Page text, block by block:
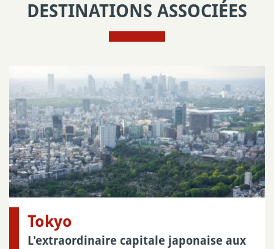
DESTINATIONS ASSOCIÉES
Tokyo
L'extraordinaire capitale japonaise aux